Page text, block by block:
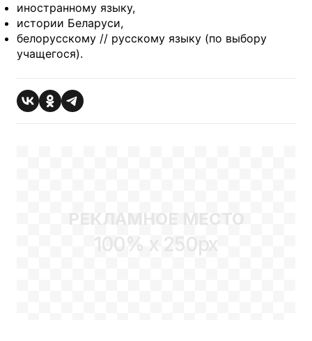
иностранному языку,
истории Беларуси,
белорусскому // русскому языку (по выбору
учащегося).
РЕКЛАМНОЕ МЕСТО
100% x 250px